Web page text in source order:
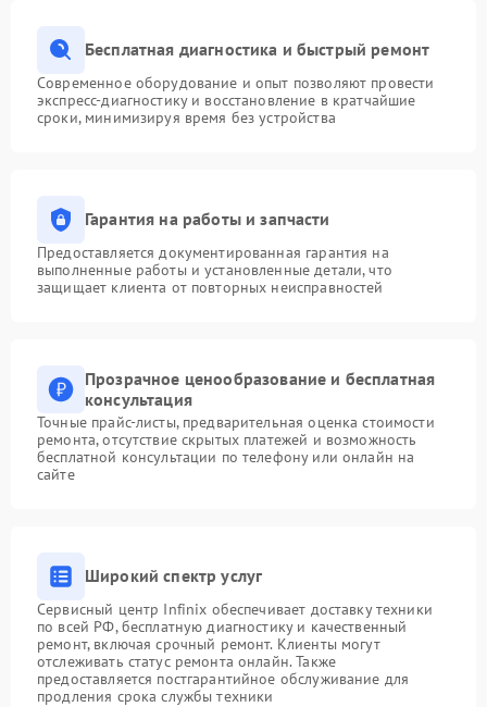
Бесплатная диагностика и быстрый ремонт
Современное оборудование и опыт позволяют провести
экспресс-диагностику и восстановление в кратчайшие
сроки, минимизируя время без устройства
Гарантия на работы и запчасти
Предоставляется документированная гарантия на
выполненные работы и установленные детали, что
защищает клиента от повторных неисправностей
Прозрачное ценообразование и бесплатная
консультация
Точные прайс-листы, предварительная оценка стоимости
ремонта, отсутствие скрытых платежей и возможность
бесплатной консультации по телефону или онлайн на
сайте
Широкий спектр услуг
Сервисный центр Infinix обеспечивает доставку техники
по всей РФ, бесплатную диагностику и качественный
ремонт, включая срочный ремонт. Клиенты могут
отслеживать статус ремонта онлайн. Также
предоставляется постгарантийное обслуживание для
продления срока службы техники